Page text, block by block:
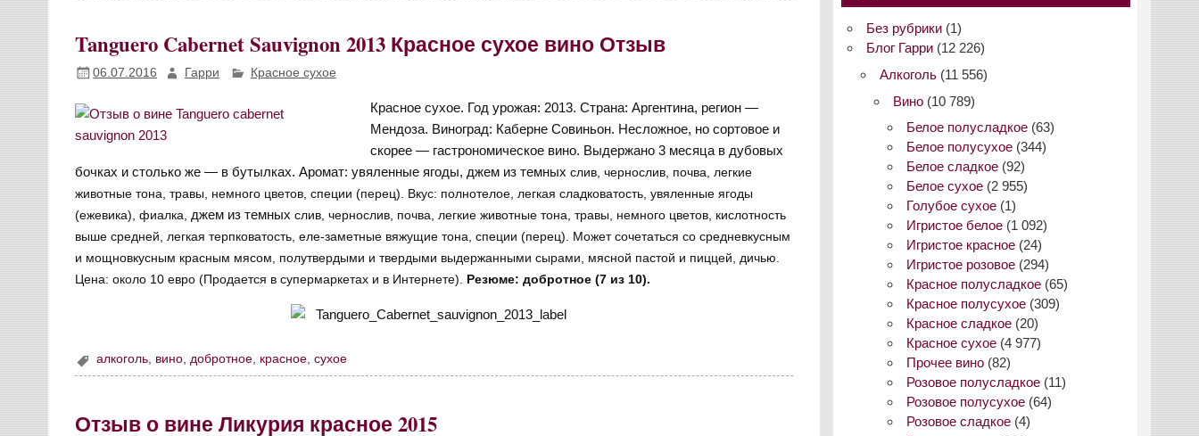
Tanguero Cabernet Sauvignon 2013 Красное сухое вино Отзыв
06.07.2016 Гарри Красное сухое
Красное сухое. Год урожая: 2013. Страна: Аргентина, регион —
Мендоза. Виноград: Каберне Совиньон. Несложное, но сортовое и
скорее — гастрономическое вино. Выдержано 3 месяца в дубовых
бочках и столько же — в бутылках. Аромат: увяленные ягоды,джем из темныхслив, чернослив, почва, легкие
животные тона, травы, немного цветов, специи (перец). Вкус: полнотелое, легкая сладковатость, увяленные ягоды
(ежевика), фиалка,джем из темныхслив, чернослив, почва, легкие животные тона, травы, немного цветов, кислотность
выше средней, легкая терпковатость, еле-заметные вяжущие тона, специи (перец). Может сочетаться со средневкусным
и мощновкусным красным мясом, полутвердыми и твердыми выдержанными сырами, мясной пастой и пиццей, дичью.
Цена: около 10 евро (Продается в супермаркетах и в Интернете). Резюме: добротное (7 из 10).
алкоголь, вино,добротное, красное,сухое
Отзыв о вине Ликурия красное 2015
Без рубрики(1)
Блог Гарри(12 226)
Алкоголь (11 556)
Вино (10 789)
Белое полусладкое (63)
Белое полусухое (344)
Белое сладкое (92)
Белое сухое (2 955)
Голубое сухое (1)
Игристое белое (1 092)
Игристое красное (24)
Игристое розовое (294)
Красное полусладкое (65)
Красное полусухое (309)
Красное сладкое (20)
Красное сухое (4 977)
Прочее вино (82)
Розовое полусладкое (11)
Розовое полусухое (64)
Розовое сладкое (4)